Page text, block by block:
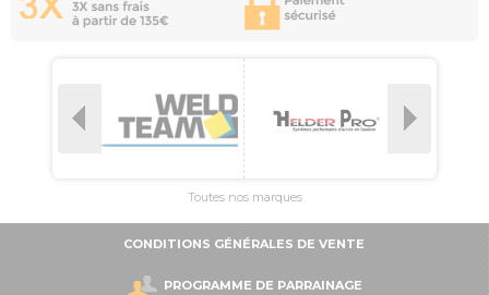
Toutes nos marques
CONDITIONS GÉNÉRALES DE VENTE
PROGRAMME DE PARRAINAGE